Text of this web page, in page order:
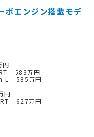
エンジン搭載モデ
円
- 583万円
L - 585万円
円
- 627万円